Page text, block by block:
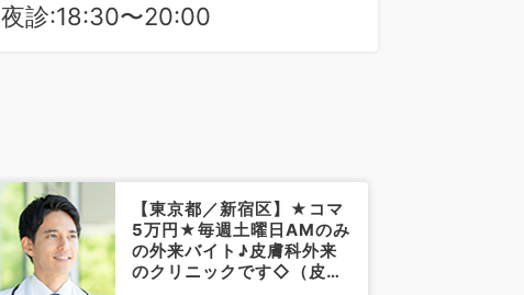
夜診:18:30〜20:00
【東京都／新宿区】★コマ
5万円★毎週土曜日AMのみ
の外来バイト♪皮膚科外来
のクリニックです◇（皮膚